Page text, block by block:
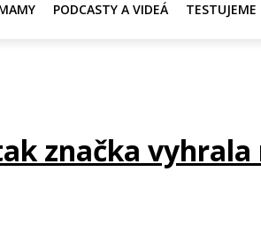
PODCASTY A VIDEÁ TESTUJEME
značka vyhrala